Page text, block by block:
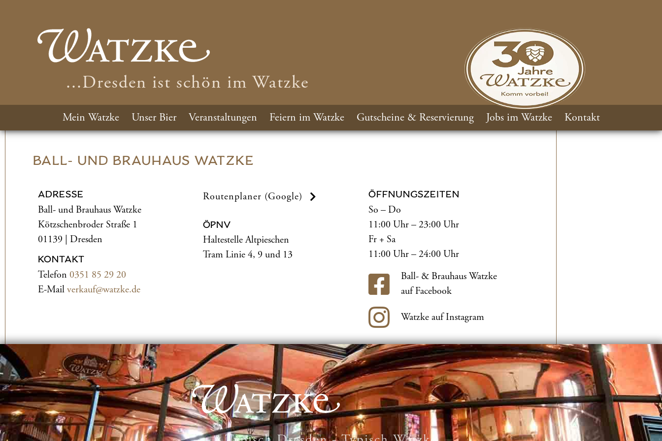
...Dresden ist schön im Watzke
Mein Watzke Unser Bier Veranstaltungen Feiern im Watzke Gutscheine & Reservierung Jobs im Watzke Kontakt
BALL- UND­ BRAUHAUS WATZKE
ADRESSE
Ball- und­ Brauhaus Watzke
Kötzschenbroder Straße 1
01139 | Dresden
KONTAKT
Telefon 0351 85 29 20
E-Mail verkauf@watzke.de
Routenplaner (Google)
ÖPNV
Haltestelle Altpieschen
Tram Linie 4, 9 und 13
ÖFFNUNGSZEITEN
So – Do
11:00 Uhr – 23:00 Uhr
Fr + Sa
11:00 Uhr – 24:00 Uhr
Ball- & Brauhaus Watzke
auf Facebook
Watzke auf Instagram